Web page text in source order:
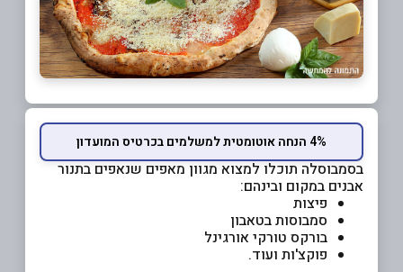
4% הנחה אוטומטית למשלמים בכרטיס המועדון
בסמבוסלה תוכלו למצוא מגוון מאפים שנאפים בתנור
אבנים במקום ובינהם:
פיצות
סמבוסות בטאבון
בורקס טורקי אורגינל
פוקצ'ות ועוד.